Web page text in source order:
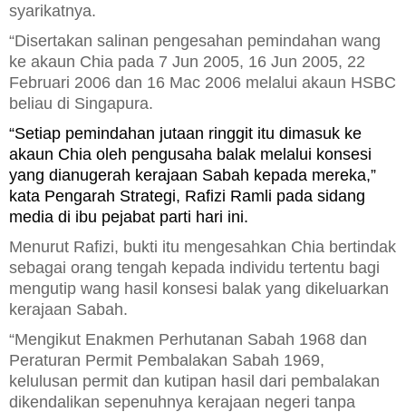
syarikatnya.
“Disertakan salinan pengesahan pemindahan wang
ke akaun Chia pada 7 Jun 2005, 16 Jun 2005, 22
Februari 2006 dan 16 Mac 2006 melalui akaun HSBC
beliau di Singapura.
“Setiap pemindahan jutaan ringgit itu dimasuk ke
akaun Chia oleh pengusaha balak melalui konsesi
yang dianugerah kerajaan Sabah kepada mereka,”
kata Pengarah Strategi, Rafizi Ramli pada sidang
media di ibu pejabat parti hari ini.
Menurut Rafizi, bukti itu mengesahkan Chia bertindak
sebagai orang tengah kepada individu tertentu bagi
mengutip wang hasil konsesi balak yang dikeluarkan
kerajaan Sabah.
“Mengikut Enakmen Perhutanan Sabah 1968 dan
Peraturan Permit Pembalakan Sabah 1969,
kelulusan permit dan kutipan hasil dari pembalakan
dikendalikan sepenuhnya kerajaan negeri tanpa